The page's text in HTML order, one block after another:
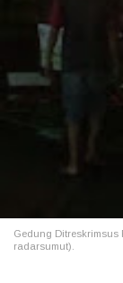
Gedung Ditreskrimsus
radarsumut).